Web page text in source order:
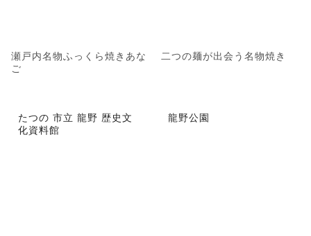
瀬戸内名物ふっくら焼きあな
ご
二つの麺が出会う名物焼き
たつの 市立 龍野 歴史文
化資料館
龍野公園